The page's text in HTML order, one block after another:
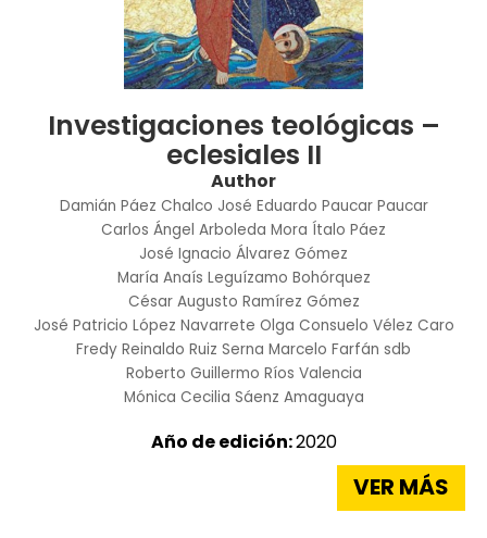
Investigaciones teológicas –
eclesiales II
Author
Damián Páez Chalco José Eduardo Paucar Paucar
Carlos Ángel Arboleda Mora Ítalo Páez
José Ignacio Álvarez Gómez
María Anaís Leguízamo Bohórquez
César Augusto Ramírez Gómez
José Patricio López Navarrete Olga Consuelo Vélez Caro
Fredy Reinaldo Ruiz Serna Marcelo Farfán sdb
Roberto Guillermo Ríos Valencia
Mónica Cecilia Sáenz Amaguaya
Año de edición:2020
VER MÁS